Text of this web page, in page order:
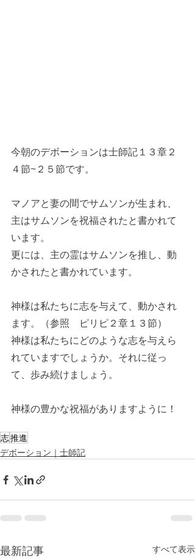
今朝のデボーションは士師記１３章２
４節~２５節です。
マノアと妻の間でサムソンが生まれ、
主はサムソンを祝福されたと書かれて
います。
更には、主の霊はサムソンを推し、動
かされたと書かれています。
神様は私たちに志を与えて、動かされ
ます。（参照　ピリピ２章１３節）
神様は私たちにどのような志を与えら
れていますでしょうか。それに従っ
て、歩み続けましょう。
神様の豊かな祝福がありますように！
志推進
デボーション｜士師記
最新記事 すべて表示